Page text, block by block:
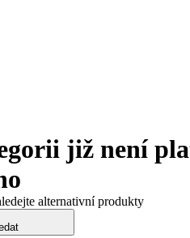
již není
alternativní produkty